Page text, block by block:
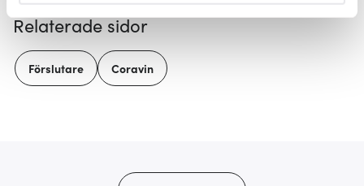
Vi använder cookies för att innehållet och annonserna
ska anpassas efter det som vi tror att du tycker om. Det
gör också att vi kan analysera vår trafik och göra
Relaterade sidor
Förslutare Coravin